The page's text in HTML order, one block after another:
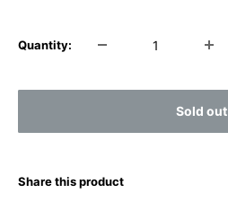
Quantity:
Sold out
Share this product